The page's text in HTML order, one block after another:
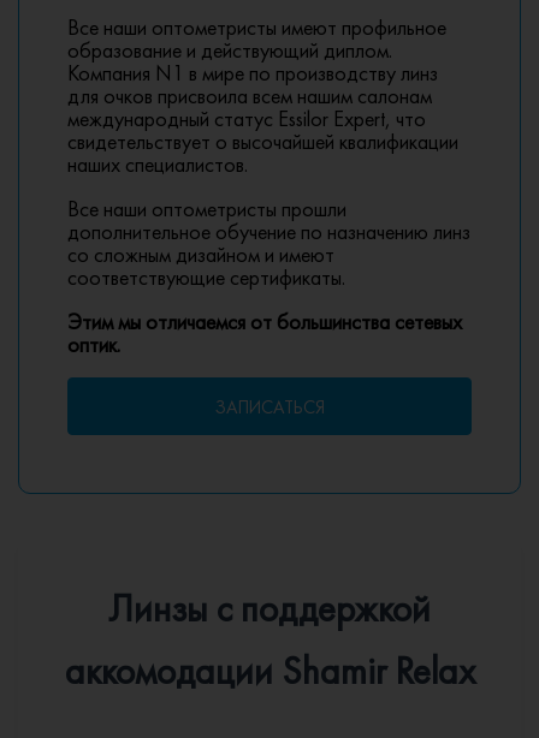
Все наши оптометристы имеют профильное
образование и действующий диплом.
Компания N1 в мире по производству линз
для очков присвоила всем нашим салонам
международный статус Essilor Expert, что
свидетельствует о высочайшей квалификации
наших специалистов.
Все наши оптометристы прошли
дополнительное обучение по назначению линз
со сложным дизайном и имеют
соответствующие сертификаты.
Этим мы отличаемся от большинства сетевых
оптик.
ЗАПИСАТЬСЯ
Линзы с поддержкой
аккомодации Shamir Relax